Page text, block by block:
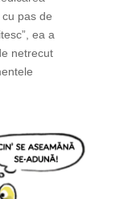
pas de
ea a
netrecut